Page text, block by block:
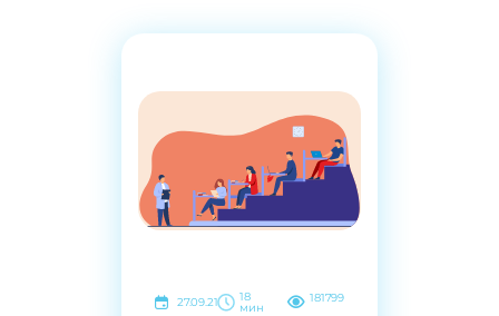
27.09.21 18
мин
181799